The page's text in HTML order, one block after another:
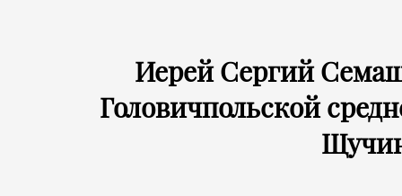
Иерей Сергий
Головичпольской